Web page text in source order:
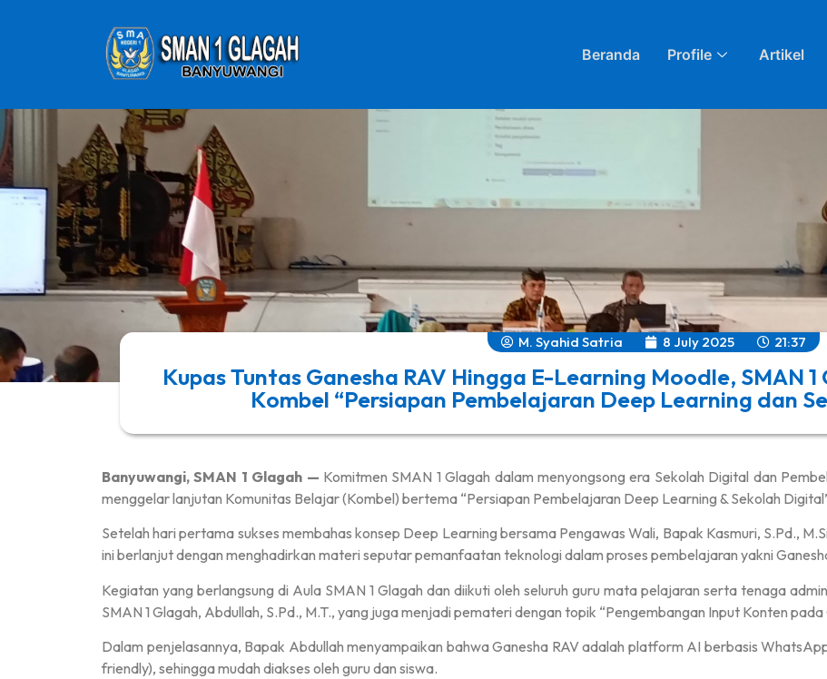
Beranda Profile Artikel
M. Syahid Satria 8 July 2025 21:37
Kupas Tuntas Ganesha RAV Hingga E-Learning Moodle, SMAN
Kombel “Persiapan Pembelajaran Deep Learning dan
Banyuwangi, SMAN 1 Glagah — Komitmen SMAN 1 Glagah dalam menyongsong era Sekolah Digital dan
menggelar lanjutan Komunitas Belajar (Kombel) bertema “Persiapan Pembelajaran Deep Learning & Sekolah
Setelah hari pertama sukses membahas konsep Deep Learning bersama Pengawas Wali, Bapak Kasmuri, S.Pd.,
ini berlanjut dengan menghadirkan materi seputar pemanfaatan teknologi dalam proses pembelajaran yakni
Kegiatan yang berlangsung di Aula SMAN 1 Glagah dan diikuti oleh seluruh guru mata pelajaran serta tenaga
SMAN 1 Glagah, Abdullah, S.Pd., M.T., yang juga menjadi pemateri dengan topik “Pengembangan Input Konten pada
Dalam penjelasannya, Bapak Abdullah menyampaikan bahwa Ganesha RAV adalah platform AI berbasis
friendly), sehingga mudah diakses oleh guru dan siswa.